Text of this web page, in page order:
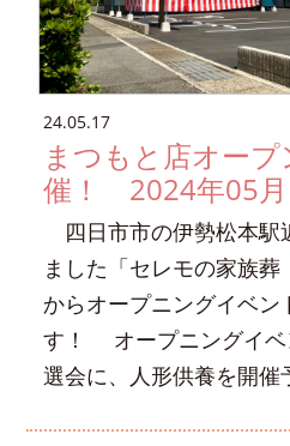
24.05.17
まつもと店オー
催！ 2024年05月
四日市市の伊勢松本駅
ました「セレモの家族葬
からオープニングイベン
す！ オープニングイベ
選会に、人形供養を開